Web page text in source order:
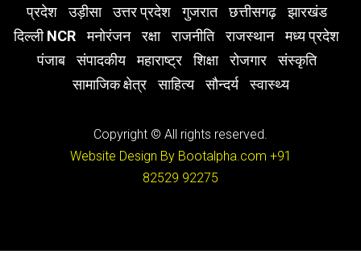
प्रदेश
उड़ीसा उत्तर प्रदेश गुजरात छत्तीसगढ़
झारखंड
दिल्ली NCR
मनोरंजन रक्षा राजनीति राजस्थान
मध्य प्रदेश
पंजाब
संपादकीय महाराष्ट्र शिक्षा रोजगार
संस्कृति
सामाजिक क्षेत्र
साहित्य सौन्दर्य स्वास्थ्य
Copyright © All rights reserved.
Website Design By Bootalpha.com +91
82529 92275